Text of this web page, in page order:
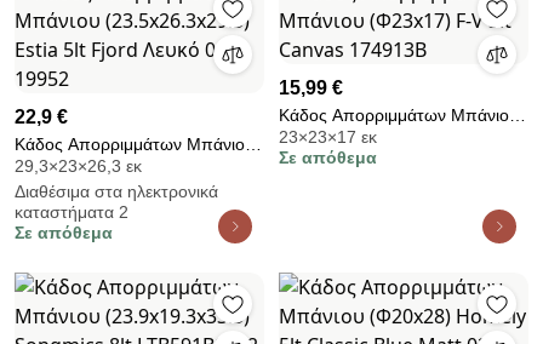
22,9 €
Κάδος Απορριμμάτων Μπάνιου
(23.5x26.3x29.3) Estia 5lt Fjord
Λευκό 02-19952
29,3×23×26,3 εκ
Διαθέσιμα στα ηλεκτρονικά
καταστήματα 2
Σε απόθεμα
15,99 €
Κάδος Απορριμμάτων Μπάνιου
(Φ23x17) F-V 3lt Canvas
174913B
23×23×17 εκ
Σε απόθεμα